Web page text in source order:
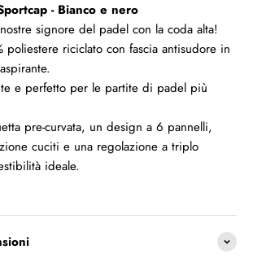
- Bianco e nero
signore del padel con la coda alta!
poliestere riciclato con fascia antisudore in
e perfetto per le partite di padel più
pre-curvata, un design a 6 pannelli,
cuciti e una regolazione a triplo
ideale.